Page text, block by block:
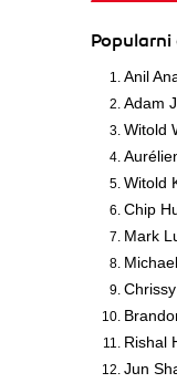
Anil
Adam
Witold
Witold
Chip
Mark
Rishal
Jun